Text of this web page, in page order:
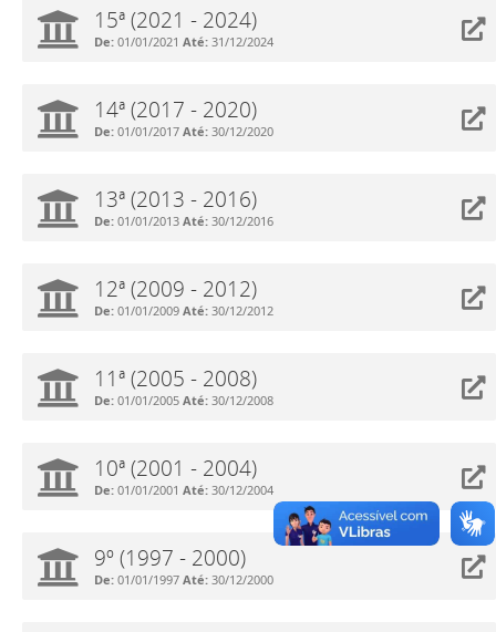
15ª (2021 - 2024)
De: 01/01/2021 Até: 31/12/2024
14ª (2017 - 2020)
De: 01/01/2017 Até: 30/12/2020
13ª (2013 - 2016)
De: 01/01/2013 Até: 30/12/2016
12ª (2009 - 2012)
De: 01/01/2009 Até: 30/12/2012
11ª (2005 - 2008)
De: 01/01/2005 Até: 30/12/2008
10ª (2001 - 2004)
De: 01/01/2001 Até: 30/12/2004
9º (1997 - 2000)
De: 01/01/1997 Até: 30/12/2000